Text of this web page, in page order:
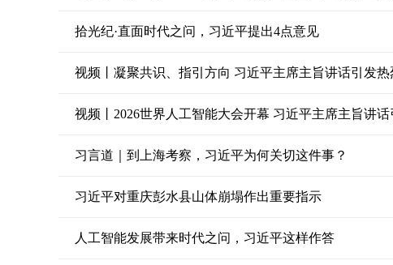
拾光纪·直面时代之问，习近平提出4点意见
视频丨凝聚共识、指引方向 习近平主席主旨讲话引发热
视频丨2026世界人工智能大会开幕 习近平主席主旨讲
习言道｜到上海考察，习近平为何关切这件事？
习近平对重庆彭水县山体崩塌作出重要指示
人工智能发展带来时代之问，习近平这样作答